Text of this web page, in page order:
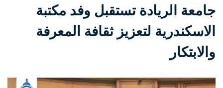
جامعة الريادة تستقبل وفد مكتبة
الاسكندرية لتعزيز ثقافة المعرفة
والابتكار